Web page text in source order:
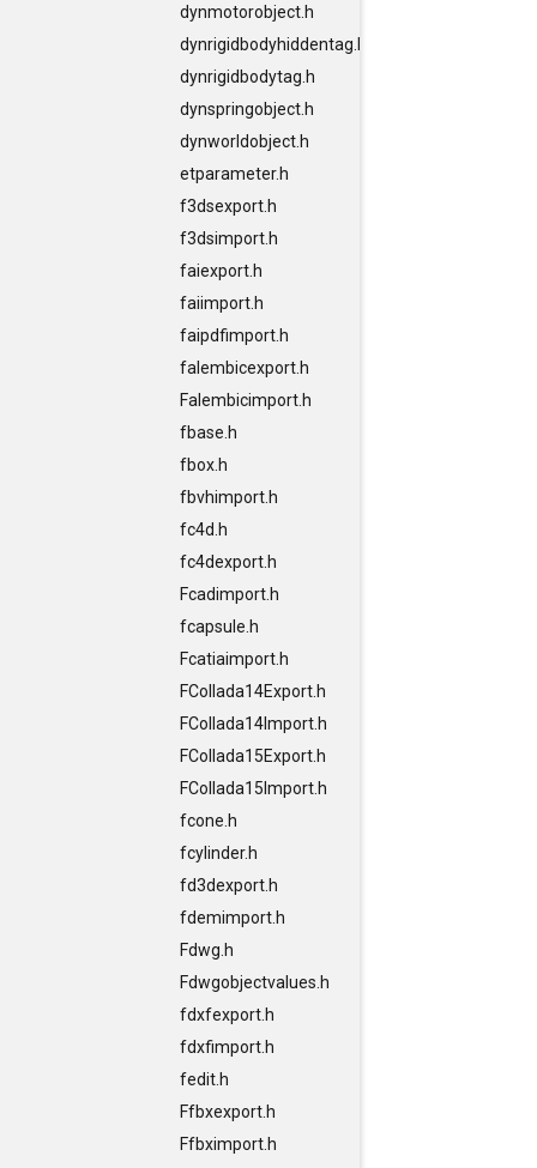
dynmotorobject.h
dynrigidbodyhiddentag.h
dynrigidbodytag.h
dynspringobject.h
dynworldobject.h
etparameter.h
f3dsexport.h
f3dsimport.h
faiexport.h
faiimport.h
faipdfimport.h
falembicexport.h
Falembicimport.h
fbase.h
fbox.h
fbvhimport.h
fc4d.h
fc4dexport.h
Fcadimport.h
fcapsule.h
Fcatiaimport.h
FCollada14Export.h
FCollada14Import.h
FCollada15Export.h
FCollada15Import.h
fcone.h
fcylinder.h
fd3dexport.h
fdemimport.h
Fdwg.h
Fdwgobjectvalues.h
fdxfexport.h
fdxfimport.h
fedit.h
Ffbxexport.h
Ffbximport.h